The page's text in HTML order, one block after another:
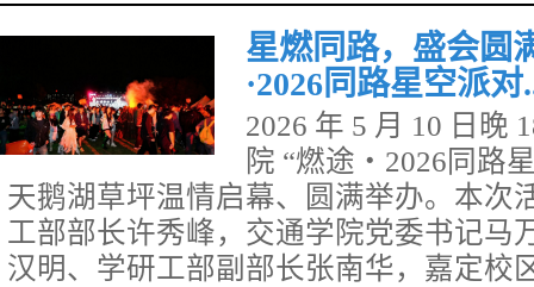
星燃同路，盛会圆
·2026同路星空派对
2026 年 5 月 10 日晚
院 “燃途・2026同路
天鹅湖草坪温情启幕、圆满举办。本次
工部部长许秀峰，交通学院党委书记马
汉明、学研工部副部长张南华，嘉定校